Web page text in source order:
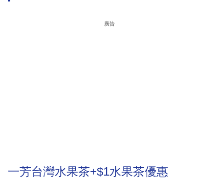
廣告
一芳台灣水果茶+$1水果茶優惠